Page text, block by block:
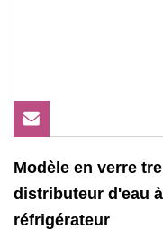
Modèle en verre
distributeur d'eau
réfrigérateur